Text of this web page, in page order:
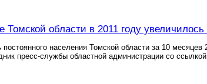
Томской области в 2011 году
постоянного населения Томской области за 10
пресс-службы областной администрации со